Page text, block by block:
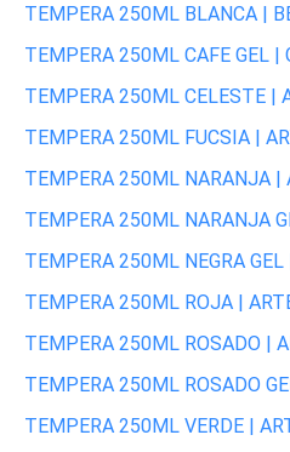
TEMPERA 250ML BLANCA |
TEMPERA 250ML CAFE GEL |
TEMPERA 250ML CELESTE |
TEMPERA 250ML FUCSIA |
TEMPERA 250ML NARANJA |
TEMPERA 250ML NARANJA
TEMPERA 250ML NEGRA
TEMPERA 250ML ROJA |
TEMPERA 250ML ROSADO |
TEMPERA 250ML ROSADO
TEMPERA 250ML VERDE |